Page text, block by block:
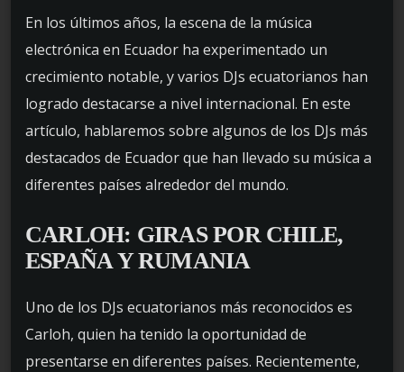
En los últimos años, la escena de la música
electrónica en Ecuador ha experimentado un
crecimiento notable, y varios DJs ecuatorianos han
logrado destacarse a nivel internacional. En este
artículo, hablaremos sobre algunos de los DJs más
destacados de Ecuador que han llevado su música a
diferentes países alrededor del mundo.
CARLOH: GIRAS POR CHILE,
ESPAÑA Y RUMANIA
Uno de los DJs ecuatorianos más reconocidos es
Carloh, quien ha tenido la oportunidad de
presentarse en diferentes países. Recientemente,